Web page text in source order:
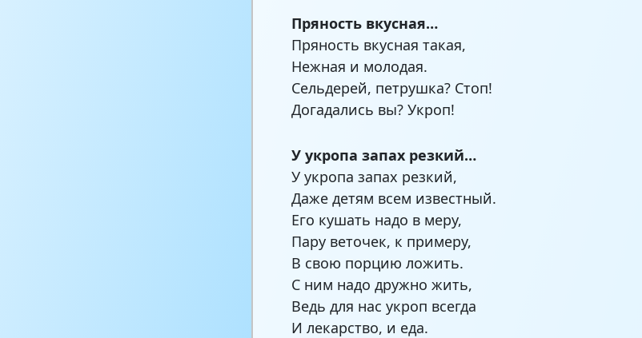
Пряность вкусная…
Пряность вкусная такая,
Нежная и молодая.
Сельдерей, петрушка? Стоп!
Догадались вы? Укроп!
У укропа запах резкий…
У укропа запах резкий,
Даже детям всем известный.
Его кушать надо в меру,
Пару веточек, к примеру,
В свою порцию ложить.
С ним надо дружно жить,
Ведь для нас укроп всегда
И лекарство, и еда.